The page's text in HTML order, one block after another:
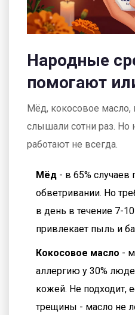
Народные
помогают
Мёд, кокосовое масло,
слышали сотни раз. Но
работают не всегда.
Мёд - в 65% случаев
обветривании. Но
в день в течение 7-
привлекает пыль и
Кокосовое масло -
аллергию у 30%
кожей. Не подходит,
трещины - масло не